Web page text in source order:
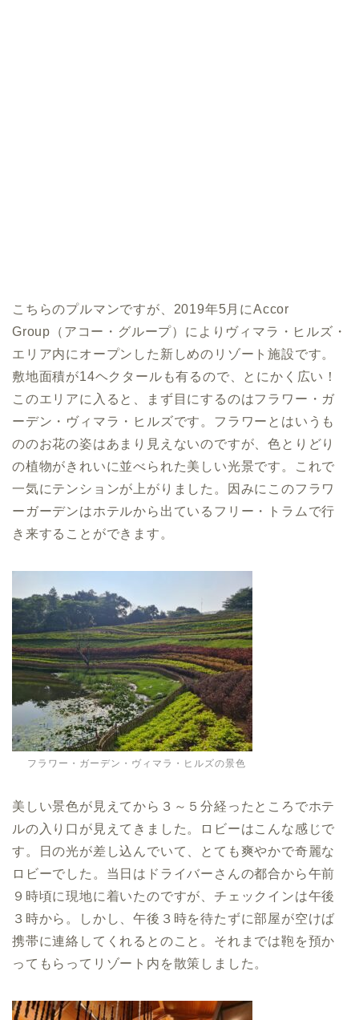
こちらのプルマンですが、2019年5月にAccor
Group（アコー・グループ）によりヴィマラ・ヒルズ・
エリア内にオープンした新しめのリゾート施設です。
敷地面積が14ヘクタールも有るので、とにかく広い！
このエリアに入ると、まず目にするのはフラワー・ガ
ーデン・ヴィマラ・ヒルズです。フラワーとはいうも
ののお花の姿はあまり見えないのですが、色とりどり
の植物がきれいに並べられた美しい光景です。これで
一気にテンションが上がりました。因みにこのフラワ
ーガーデンはホテルから出ているフリー・トラムで行
き来することができます。
フラワー・ガーデン・ヴィマラ・ヒルズの景色
美しい景色が見えてから３～５分経ったところでホテ
ルの入り口が見えてきました。ロビーはこんな感じで
す。日の光が差し込んでいて、とても爽やかで奇麗な
ロビーでした。当日はドライバーさんの都合から午前
９時頃に現地に着いたのですが、チェックインは午後
３時から。しかし、午後３時を待たずに部屋が空けば
携帯に連絡してくれるとのこと。それまでは鞄を預か
ってもらってリゾート内を散策しました。